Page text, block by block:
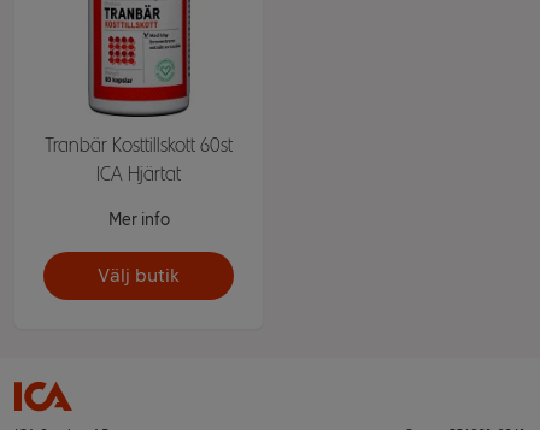
Tranbär Kosttillskott 60st
ICA Hjärtat
Mer info
Välj butik